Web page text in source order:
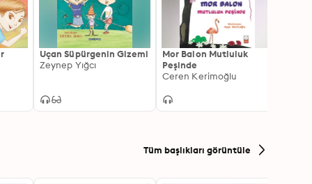
Uçan Süpürgenin Gizemi
Zeynep Yığcı
Mor Balon Mutluluk
Peşinde
Ceren Kerimoğlu
Tüm başlıkları görüntüle